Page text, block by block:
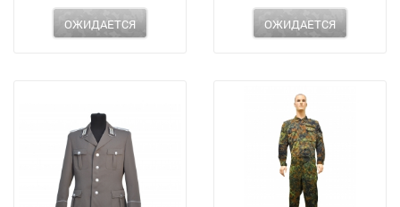
ОЖИДАЕТСЯ ОЖИДАЕТСЯ